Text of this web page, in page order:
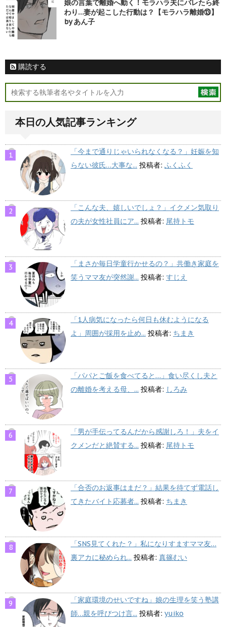
娘の言葉で離婚へ動く！モラハラ夫にバレたら終
わり…妻が起こした行動は？【モラハラ離婚⑬】
by あん子
購読する
本日の人気記事ランキング
「今まで通りじゃいられなくなる？」妊娠を知
らない彼氏…大事な... 投稿者: ふくふく
「こんな夫、嬉しいでしょ？」イクメン気取り
の夫が女性社員にア... 投稿者: 尾持トモ
「まさか毎日学童行かせるの？」共働き家庭を
笑うママ友が突然謝... 投稿者: すじえ
「1人病気になったら何日も休むようになる
よ」周囲が採用を止め... 投稿者: ちまき
「パパとご飯を食べてると…」食い尽くし夫と
の離婚を考える母、... 投稿者: しろみ
「男が手伝ってるんだから感謝しろ！」夫をイ
クメンだと絶賛する... 投稿者: 尾持トモ
「合否のお返事はまだ？」結果を待てず電話し
てきたバイト応募者... 投稿者: ちまき
「SNS見てくれた？」私になりすますママ友…
裏アカに秘められ... 投稿者: 真篠むい
「家庭環境のせいですね」娘の生理を笑う塾講
師…親を呼びつけ言... 投稿者: yuiko